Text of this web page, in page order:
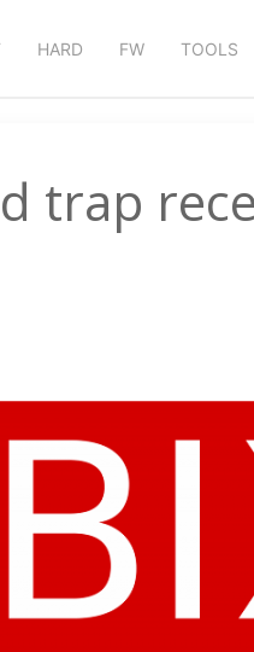
HARD FW TOOLS
trap